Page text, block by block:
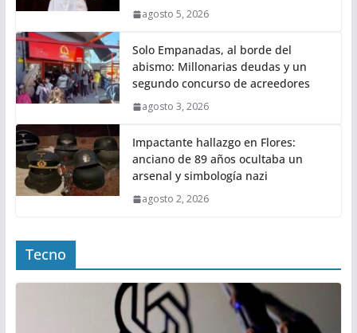
agosto 5, 2026
Solo Empanadas, al borde del
abismo: Millonarias deudas y un
segundo concurso de acreedores
agosto 3, 2026
Impactante hallazgo en Flores:
anciano de 89 años ocultaba un
arsenal y simbología nazi
agosto 2, 2026
Tecno